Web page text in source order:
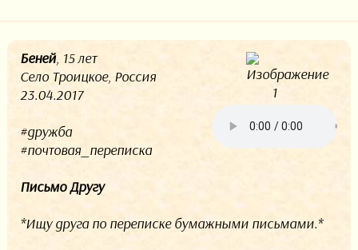
Беней, 15 лет
Село Троицкое, Россия
23.04.2017
#дружба
#почтовая_переписка
Письмо Другу
*Ищу друга по переписке бумажными письмами.*